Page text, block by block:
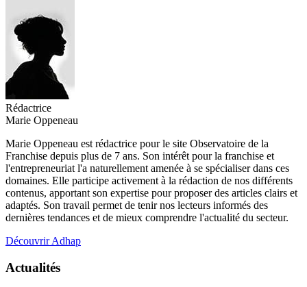
Rédactrice
Marie Oppeneau
Marie Oppeneau est rédactrice pour le site Observatoire de la
Franchise depuis plus de 7 ans. Son intérêt pour la franchise et
l'entrepreneuriat l'a naturellement amenée à se spécialiser dans ces
domaines. Elle participe activement à la rédaction de nos différents
contenus, apportant son expertise pour proposer des articles clairs et
adaptés. Son travail permet de tenir nos lecteurs informés des
dernières tendances et de mieux comprendre l'actualité du secteur.
Découvrir Adhap
Actualités